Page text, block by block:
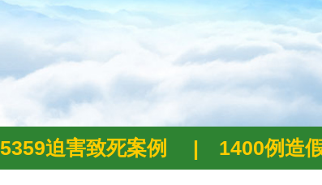
5359迫害致死案例 | 1400例造